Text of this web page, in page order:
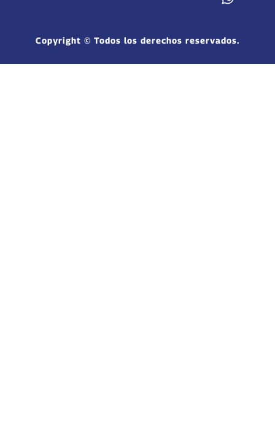
Copyright © Todos los derechos reservados.